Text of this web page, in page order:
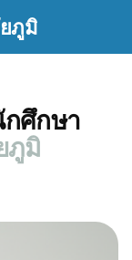
ภูมิ
กศึกษา
ภูมิ